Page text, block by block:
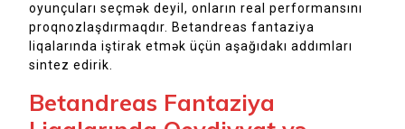
oyunçuları seçmək deyil, onların real performansını
proqnozlaşdırmaqdır. Betandreas fantaziya
liqalarında iştirak etmək üçün aşağıdakı addımları
sintez edirik.
Betandreas Fantaziya